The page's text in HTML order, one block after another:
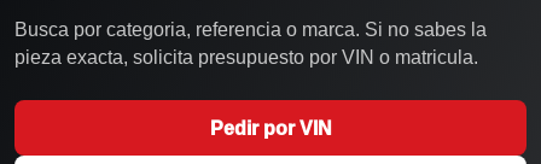
Busca por categoria, referencia o marca. Si no sabes la
pieza exacta, solicita presupuesto por VIN o matricula.
Pedir por VIN